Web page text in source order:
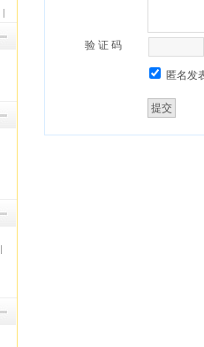
|
|
验 证 码
匿名发